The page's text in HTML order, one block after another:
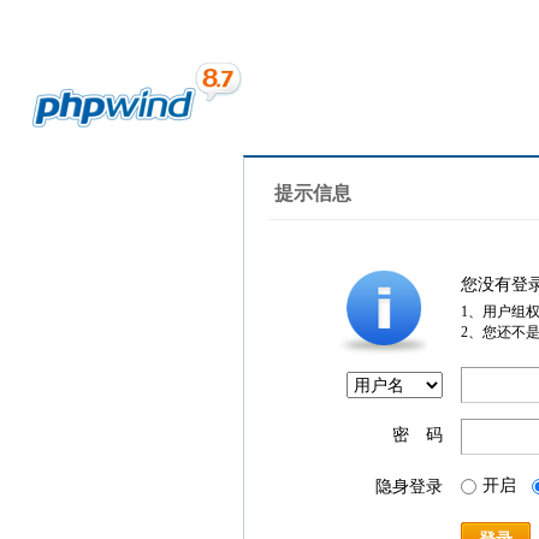
提示信息
您没有登
1、用户组
2、您还不
密 码
隐身登录 开启